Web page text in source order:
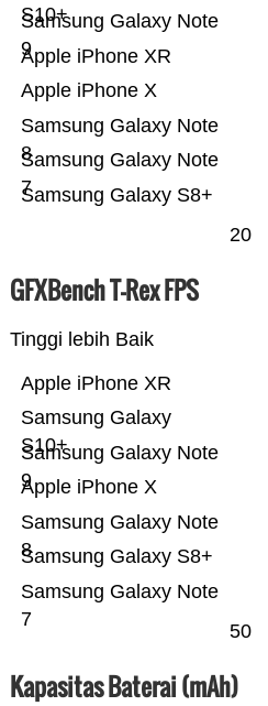
Samsung Galaxy S8+
Samsung Galaxy Note
7
Samsung Galaxy Note
8
Apple iPhone X
Apple iPhone XR
Samsung Galaxy Note
9
S10+
20
GFXBench T-Rex FPS
Tinggi lebih Baik
Samsung Galaxy Note
7
Samsung Galaxy S8+
Samsung Galaxy Note
8
Apple iPhone X
Samsung Galaxy Note
9
Samsung Galaxy
S10+
Apple iPhone XR
50
Kapasitas Baterai (mAh)